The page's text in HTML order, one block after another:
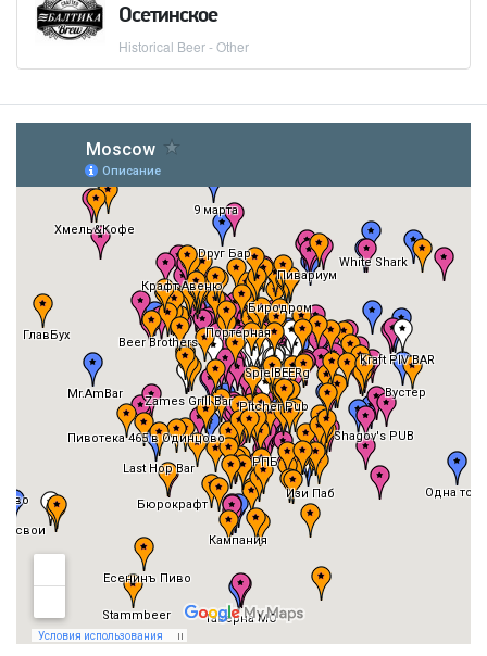
Осетинское
Historical Beer - Other